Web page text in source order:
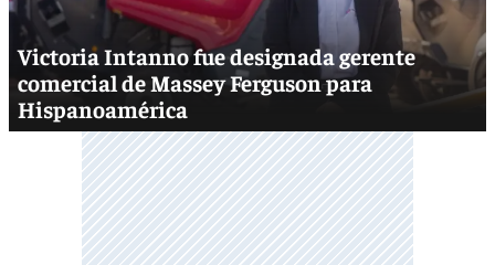
Victoria Intanno fue designada gerente
comercial de Massey Ferguson para
Hispanoamérica